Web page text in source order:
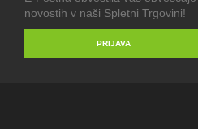
novostih v naši Spletni Trgovini!
PRIJAVA